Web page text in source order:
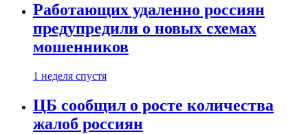
Работающих удаленно россиян
предупредили о новых схемах
мошенников
1 неделя спустя
ЦБ сообщил о росте количества
жалоб россиян